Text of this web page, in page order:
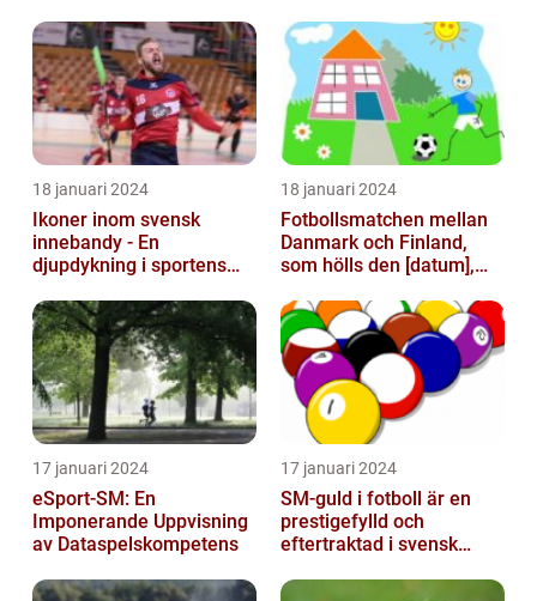
18 januari 2024
Ikoner inom svensk
innebandy - En
djupdykning i sportens
profiler
18 januari 2024
Fotbollsmatchen mellan
Danmark och Finland,
som hölls den [datum],
allvarl...
17 januari 2024
eSport-SM: En
Imponerande Uppvisning
av Dataspelskompetens
17 januari 2024
SM-guld i fotboll är en
prestigefylld och
eftertraktad i svensk